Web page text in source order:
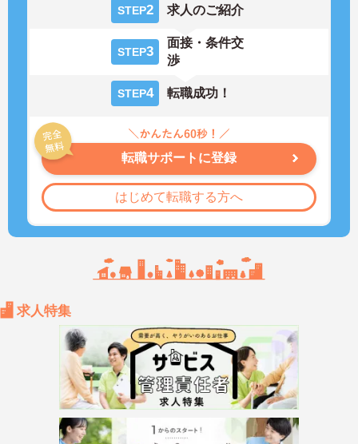
STEP2 求人のご紹介
STEP3
面接・条件交
渉
STEP4 転職成功！
転職サポートに登録
はじめて転職する方へ
求人特集